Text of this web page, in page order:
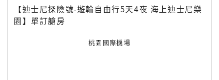
【迪士尼探險號-遊輪自由行5天4夜 海上迪士尼樂
園】單訂艙房
桃園國際機場